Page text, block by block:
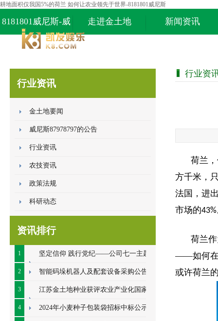
耕地面积仅我国5%的荷兰 如何让农业领先于世界-8181801威尼斯
8181801威尼斯-威
尼斯87978797
走进金土地 新闻资讯
行业资讯
金土地要闻
威尼斯87978797的公告
行业资讯
农技资讯
政策法规
科研动态
资讯排行
1 坚定信仰 践行党纪——公司七一主题党
日系列活动顺利开展
2 智能码垛机器人及配套设备采购公告
3 江苏金土地种业获评农业产业化国家重
点龙头企业
4 2024年小麦种子包装袋招标中标公示
行业资
荷兰
方千米，
法国，进
市场的43%
荷兰
——如何在
或许荷兰